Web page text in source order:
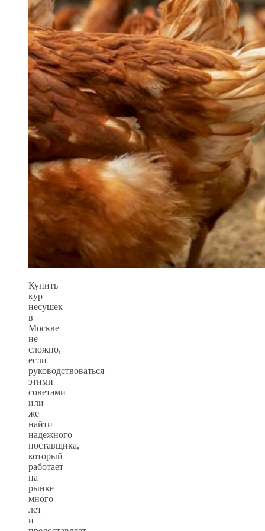
Купить
кур
несушек
в
Москве
не
сложно,
если
руководствоваться
этими
советами
или
же
найти
надежного
поставщика,
который
работает
на
рынке
много
лет
и